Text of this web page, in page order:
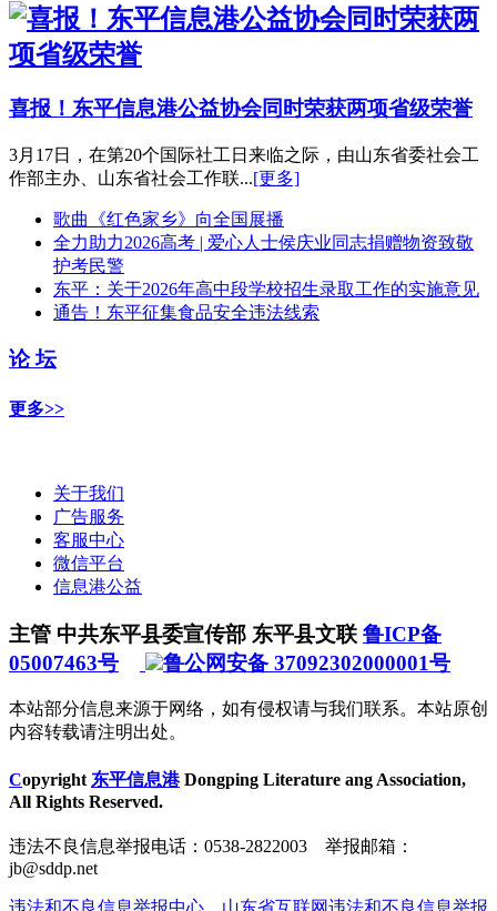
喜报！东平信息港公益协会同时荣获两项省级荣誉
3月17日，在第20个国际社工日来临之际，由山东省委社会工
作部主办、山东省社会工作联...[更多]
歌曲《红色家乡》向全国展播
全力助力2026高考 | 爱心人士侯庆业同志捐赠物资致敬
护考民警
东平：关于2026年高中段学校招生录取工作的实施意见
通告！东平征集食品安全违法线索
论 坛
更多>>
关于我们
广告服务
客服中心
微信平台
信息港公益
主管 中共东平县委宣传部 东平县文联 鲁ICP备
05007463号
鲁公网安备 37092302000001号
本站部分信息来源于网络，如有侵权请与我们联系。本站原创
内容转载请注明出处。
Copyright 东平信息港Dongping Literature ang Association,
All Rights Reserved.
违法不良信息举报电话：0538-2822003 举报邮箱：
jb@sddp.net
违法和不良信息举报中心 山东省互联网违法和不良信息举报